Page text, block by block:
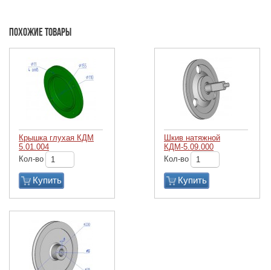
Похожие товары
Крышка глухая КДМ
5.01.004
Кол-во
Купить
Шкив натяжной
КДМ-5.09.000
Кол-во
Купить